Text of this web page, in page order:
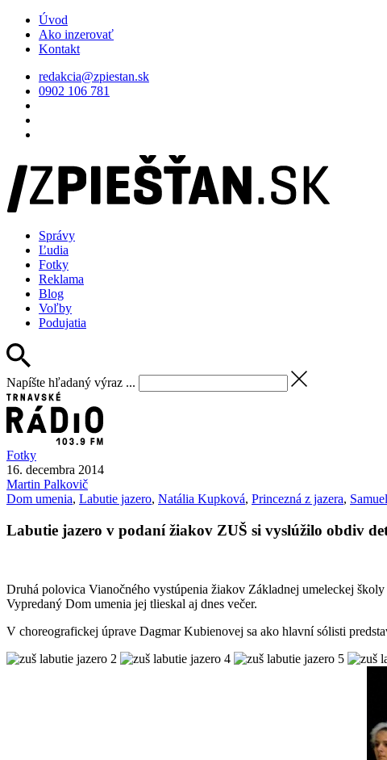
Úvod
Ako inzerovať
Kontakt
redakcia@zpiestan.sk
0902 106 781
Správy
Ľudia
Fotky
Reklama
Blog
Voľby
Podujatia
Napíšte hľadaný výraz ...
Fotky
16. decembra 2014
Martin Palkovič
Dom umenia, Labutie jazero, Natália Kupková, Princezná z jazera,
Labutie jazero v podaní žiakov ZUŠ si vyslúžilo obdiv
Druhá polovica Vianočného vystúpenia žiakov Základnej umeleckej
Vypredaný Dom umenia jej tlieskal aj dnes večer.
V choreografickej úprave Dagmar Kubienovej sa ako hlavní sólisti